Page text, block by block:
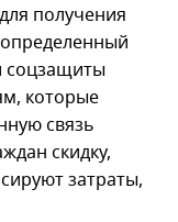
получения
соцзащиты
которые
связь
скидку,
затраты,